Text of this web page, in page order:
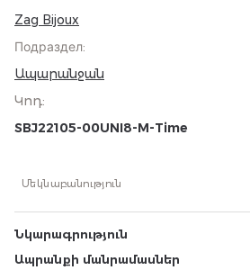
Zag Bijoux
Подраздел:
Ապարանջան
Կոդ:
SBJ22105-00UNI8-M-Time
Մեկնաբանություն
Նկարագրություն
Ապրանքի մանրամասներ